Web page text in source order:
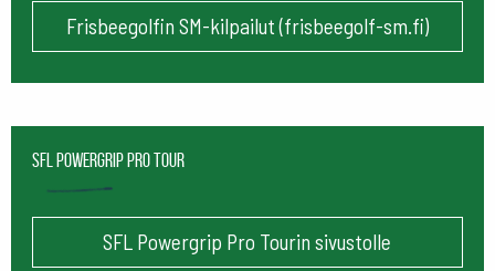
Frisbeegolfin SM-kilpailut (frisbeegolf-sm.fi)
SFL Powergrip Pro Tour
SFL Powergrip Pro Tourin sivustolle